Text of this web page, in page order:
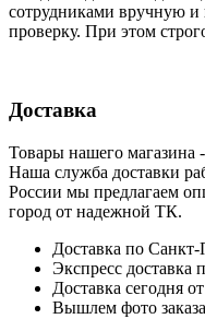
сотрудниками вручную
проверку. При этом
Доставка
Товары нашего магазина
Наша служба доставки
России мы предлагаем
город от надежной ТК.
Доставка по
Экспресс доставка
Доставка сегодня
Вышлем фото